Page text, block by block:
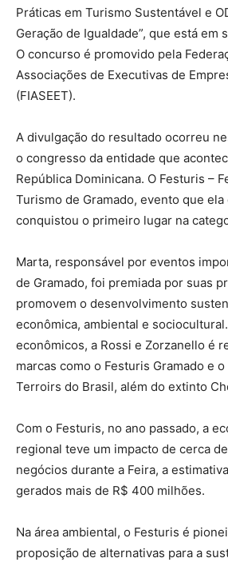
Práticas em Turismo Sustentável e
Geração de Igualdade”, que está em
O concurso é promovido pela
Associações de Executivas de
(FIASEET).
A divulgação do resultado ocorreu
o congresso da entidade que
República Dominicana. O Festuris –
Turismo de Gramado, evento que
conquistou o primeiro lugar na
Marta, responsável por eventos
de Gramado, foi premiada por suas
promovem o desenvolvimento
econômica, ambiental e
econômicos, a Rossi e Zorzanello é
marcas como o Festuris Gramado e
Terroirs do Brasil, além do extinto
Com o Festuris, no ano passado, a
regional teve um impacto de cerca
negócios durante a Feira, a
gerados mais de R$ 400 milhões.
Na área ambiental, o Festuris é
proposição de alternativas para a